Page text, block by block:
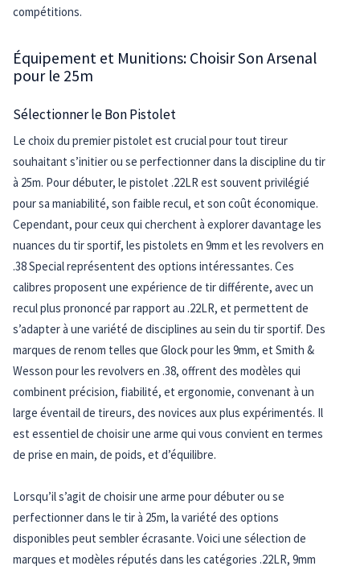
compétitions.
Équipement et Munitions: Choisir Son Arsenal
pour le 25m
Sélectionner le Bon Pistolet
Le choix du premier pistolet est crucial pour tout tireur
souhaitant s’initier ou se perfectionner dans la discipline du tir
à 25m. Pour débuter, le pistolet .22LR est souvent privilégié
pour sa maniabilité, son faible recul, et son coût économique.
Cependant, pour ceux qui cherchent à explorer davantage les
nuances du tir sportif, les pistolets en 9mm et les revolvers en
.38 Special représentent des options intéressantes. Ces
calibres proposent une expérience de tir différente, avec un
recul plus prononcé par rapport au .22LR, et permettent de
s’adapter à une variété de disciplines au sein du tir sportif. Des
marques de renom telles que Glock pour les 9mm, et Smith &
Wesson pour les revolvers en .38, offrent des modèles qui
combinent précision, fiabilité, et ergonomie, convenant à un
large éventail de tireurs, des novices aux plus expérimentés. Il
est essentiel de choisir une arme qui vous convient en termes
de prise en main, de poids, et d’équilibre.
Lorsqu’il s’agit de choisir une arme pour débuter ou se
perfectionner dans le tir à 25m, la variété des options
disponibles peut sembler écrasante. Voici une sélection de
marques et modèles réputés dans les catégories .22LR, 9mm